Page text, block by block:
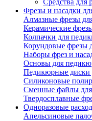
Средства для
Фрезы и насадки
Алмазные фрезы
Керамические
Колпачки для
Корундовые фрезы
Наборы фрез и
Основы для
Педикюрные диски
Силиконовые
Сменные файлы
Твердосплавные
Одноразовые
Апельсиновые